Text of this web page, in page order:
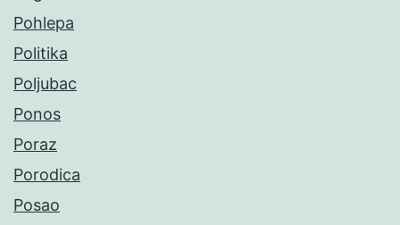
Pohlepa
Politika
Poljubac
Ponos
Poraz
Porodica
Posao